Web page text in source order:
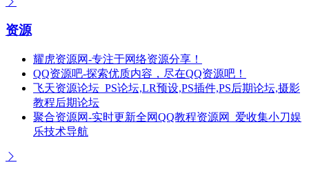
资源
耀虎资源网-专注于网络资源分享！
QQ资源吧-探索优质内容，尽在QQ资源吧！
飞天资源论坛_PS论坛,LR预设,PS插件,PS后期论坛,摄影
教程后期论坛
聚合资源网-实时更新全网QQ教程资源网_爱收集小刀娱
乐技术导航